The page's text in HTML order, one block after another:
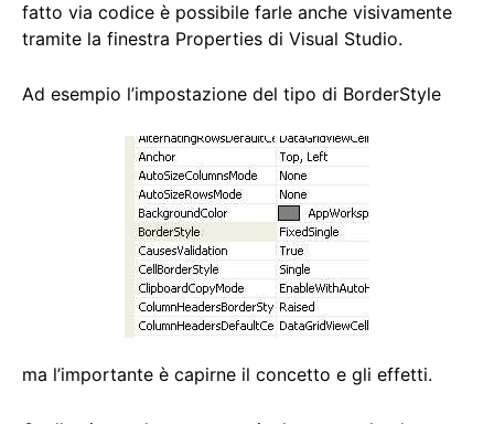
fatto via codice è possibile farle anche visivamente
tramite la finestra Properties di Visual Studio.
Ad esempio l’impostazione del tipo di BorderStyle
ma l’importante è capirne il concetto e gli effetti.